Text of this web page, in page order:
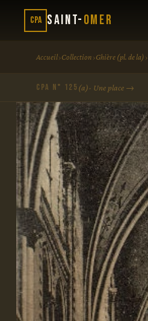
CPA Saint-Omer
Accueil›Collection ›Ghière (pl. de la) ›
CPA N° 125(a)- Une place →